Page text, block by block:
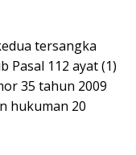
tersangka
Pasal 112 ayat (1)
35 tahun 2009
hukuman 20